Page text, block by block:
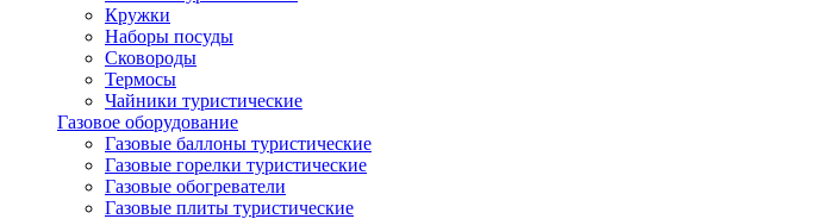
Кружки
Наборы посуды
Сковороды
Термосы
Чайники туристические
Газовое оборудование
Газовые баллоны туристические
Газовые горелки туристические
Газовые обогреватели
Газовые плиты туристические